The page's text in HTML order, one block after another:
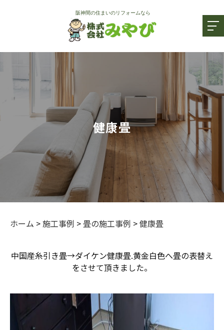
健康畳
ホーム >施工事例 > 畳の施工事例 >健康畳
中国産糸引き畳→ダイケン健康畳.黄金白色へ畳の表替え
をさせて頂きました。